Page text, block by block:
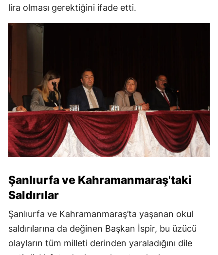
lira olması gerektiğini ifade etti.
Şanlıurfa ve Kahramanmaraş'taki
Saldırılar
Şanlıurfa ve Kahramanmaraş’ta yaşanan okul
saldırılarına da değinen Başkan İspir, bu üzücü
olayların tüm milleti derinden yaraladığını dile